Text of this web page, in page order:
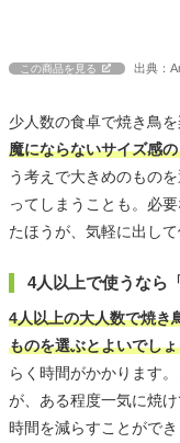
この商品を見る 出典：
少人数の食卓で焼き鳥
魔にならないサイズ感
う考えで大きめのもの
ってしまうことも。必
たほうが、気軽に出して
4人以上で使うなら
4人以上の大人数で焼き
ものを選ぶとよいでし
らく時間がかかります
が、ある程度一気に焼
時間を減らすことができ